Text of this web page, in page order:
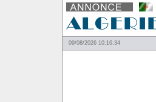
09/08/2026 10:16:34